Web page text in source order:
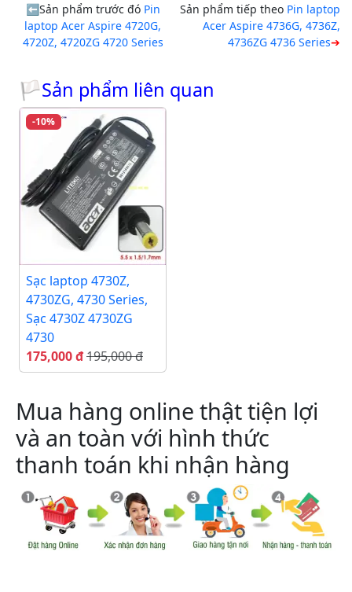
Sản phẩm trước đó Pin
laptop Acer Aspire 4720G,
4720Z, 4720ZG 4720 Series
Sản phẩm tiếp theo Pin laptop
Acer Aspire 4736G, 4736Z,
4736ZG 4736 Series
🏳Sản phẩm liên quan
-10%
Sạc laptop 4730Z,
4730ZG, 4730 Series,
Sạc 4730Z 4730ZG
4730
175,000 đ195,000 đ
Mua hàng online thật tiện lợi
và an toàn với hình thức
thanh toán khi nhận hàng